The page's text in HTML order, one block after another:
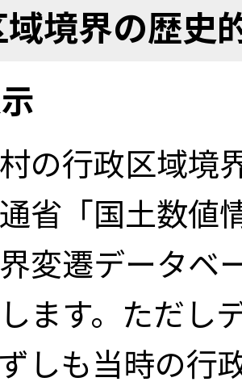
境界の歴史
の行政区域境
省「国土数値
界変遷データ
ます。ただし
しも当時の行